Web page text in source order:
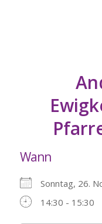
Wann
Sonntag, 26.
14:30 - 15:30